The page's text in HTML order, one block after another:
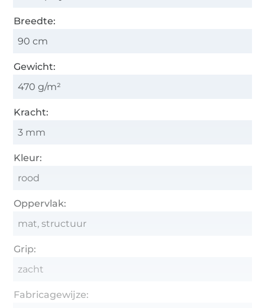
Breedte:
90 cm
Gewicht:
470 g/m²
Kracht:
3 mm
Kleur:
rood
Oppervlak:
mat, structuur
Grip:
zacht
Fabricagewijze: